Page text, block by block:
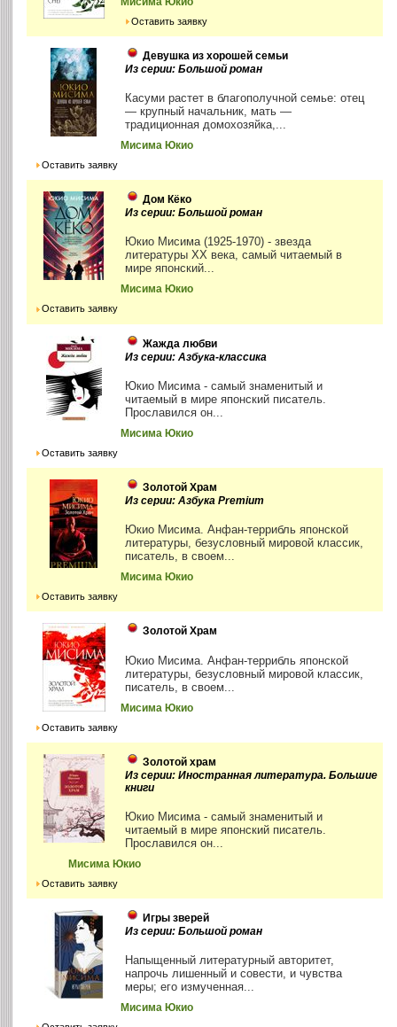
Оставить заявку
Девушка из хорошей семьи
Из серии: Большой роман
Касуми растет в благополучной семье: отец
— крупный начальник, мать —
традиционная домохозяйка,...
Мисима Юкио
Оставить заявку
Дом Кёко
Из серии: Большой роман
Юкио Мисима (1925-1970) - звезда
литературы XX века, самый читаемый в
мире японский...
Мисима Юкио
Оставить заявку
Жажда любви
Из серии: Азбука-классика
Юкио Мисима - самый знаменитый и
читаемый в мире японский писатель.
Прославился он...
Мисима Юкио
Оставить заявку
Золотой Храм
Из серии: Азбука Premium
Юкио Мисима. Анфан-террибль японской
литературы, безусловный мировой классик,
писатель, в своем...
Мисима Юкио
Оставить заявку
Золотой Храм
Юкио Мисима. Анфан-террибль японской
литературы, безусловный мировой классик,
писатель, в своем...
Мисима Юкио
Оставить заявку
Золотой храм
Из серии: Иностранная литература. Большие
книги
Юкио Мисима - самый знаменитый и
читаемый в мире японский писатель.
Прославился он...
Мисима Юкио
Оставить заявку
Игры зверей
Из серии: Большой роман
Напыщенный литературный авторитет,
напрочь лишенный и совести, и чувства
меры; его измученная...
Мисима Юкио